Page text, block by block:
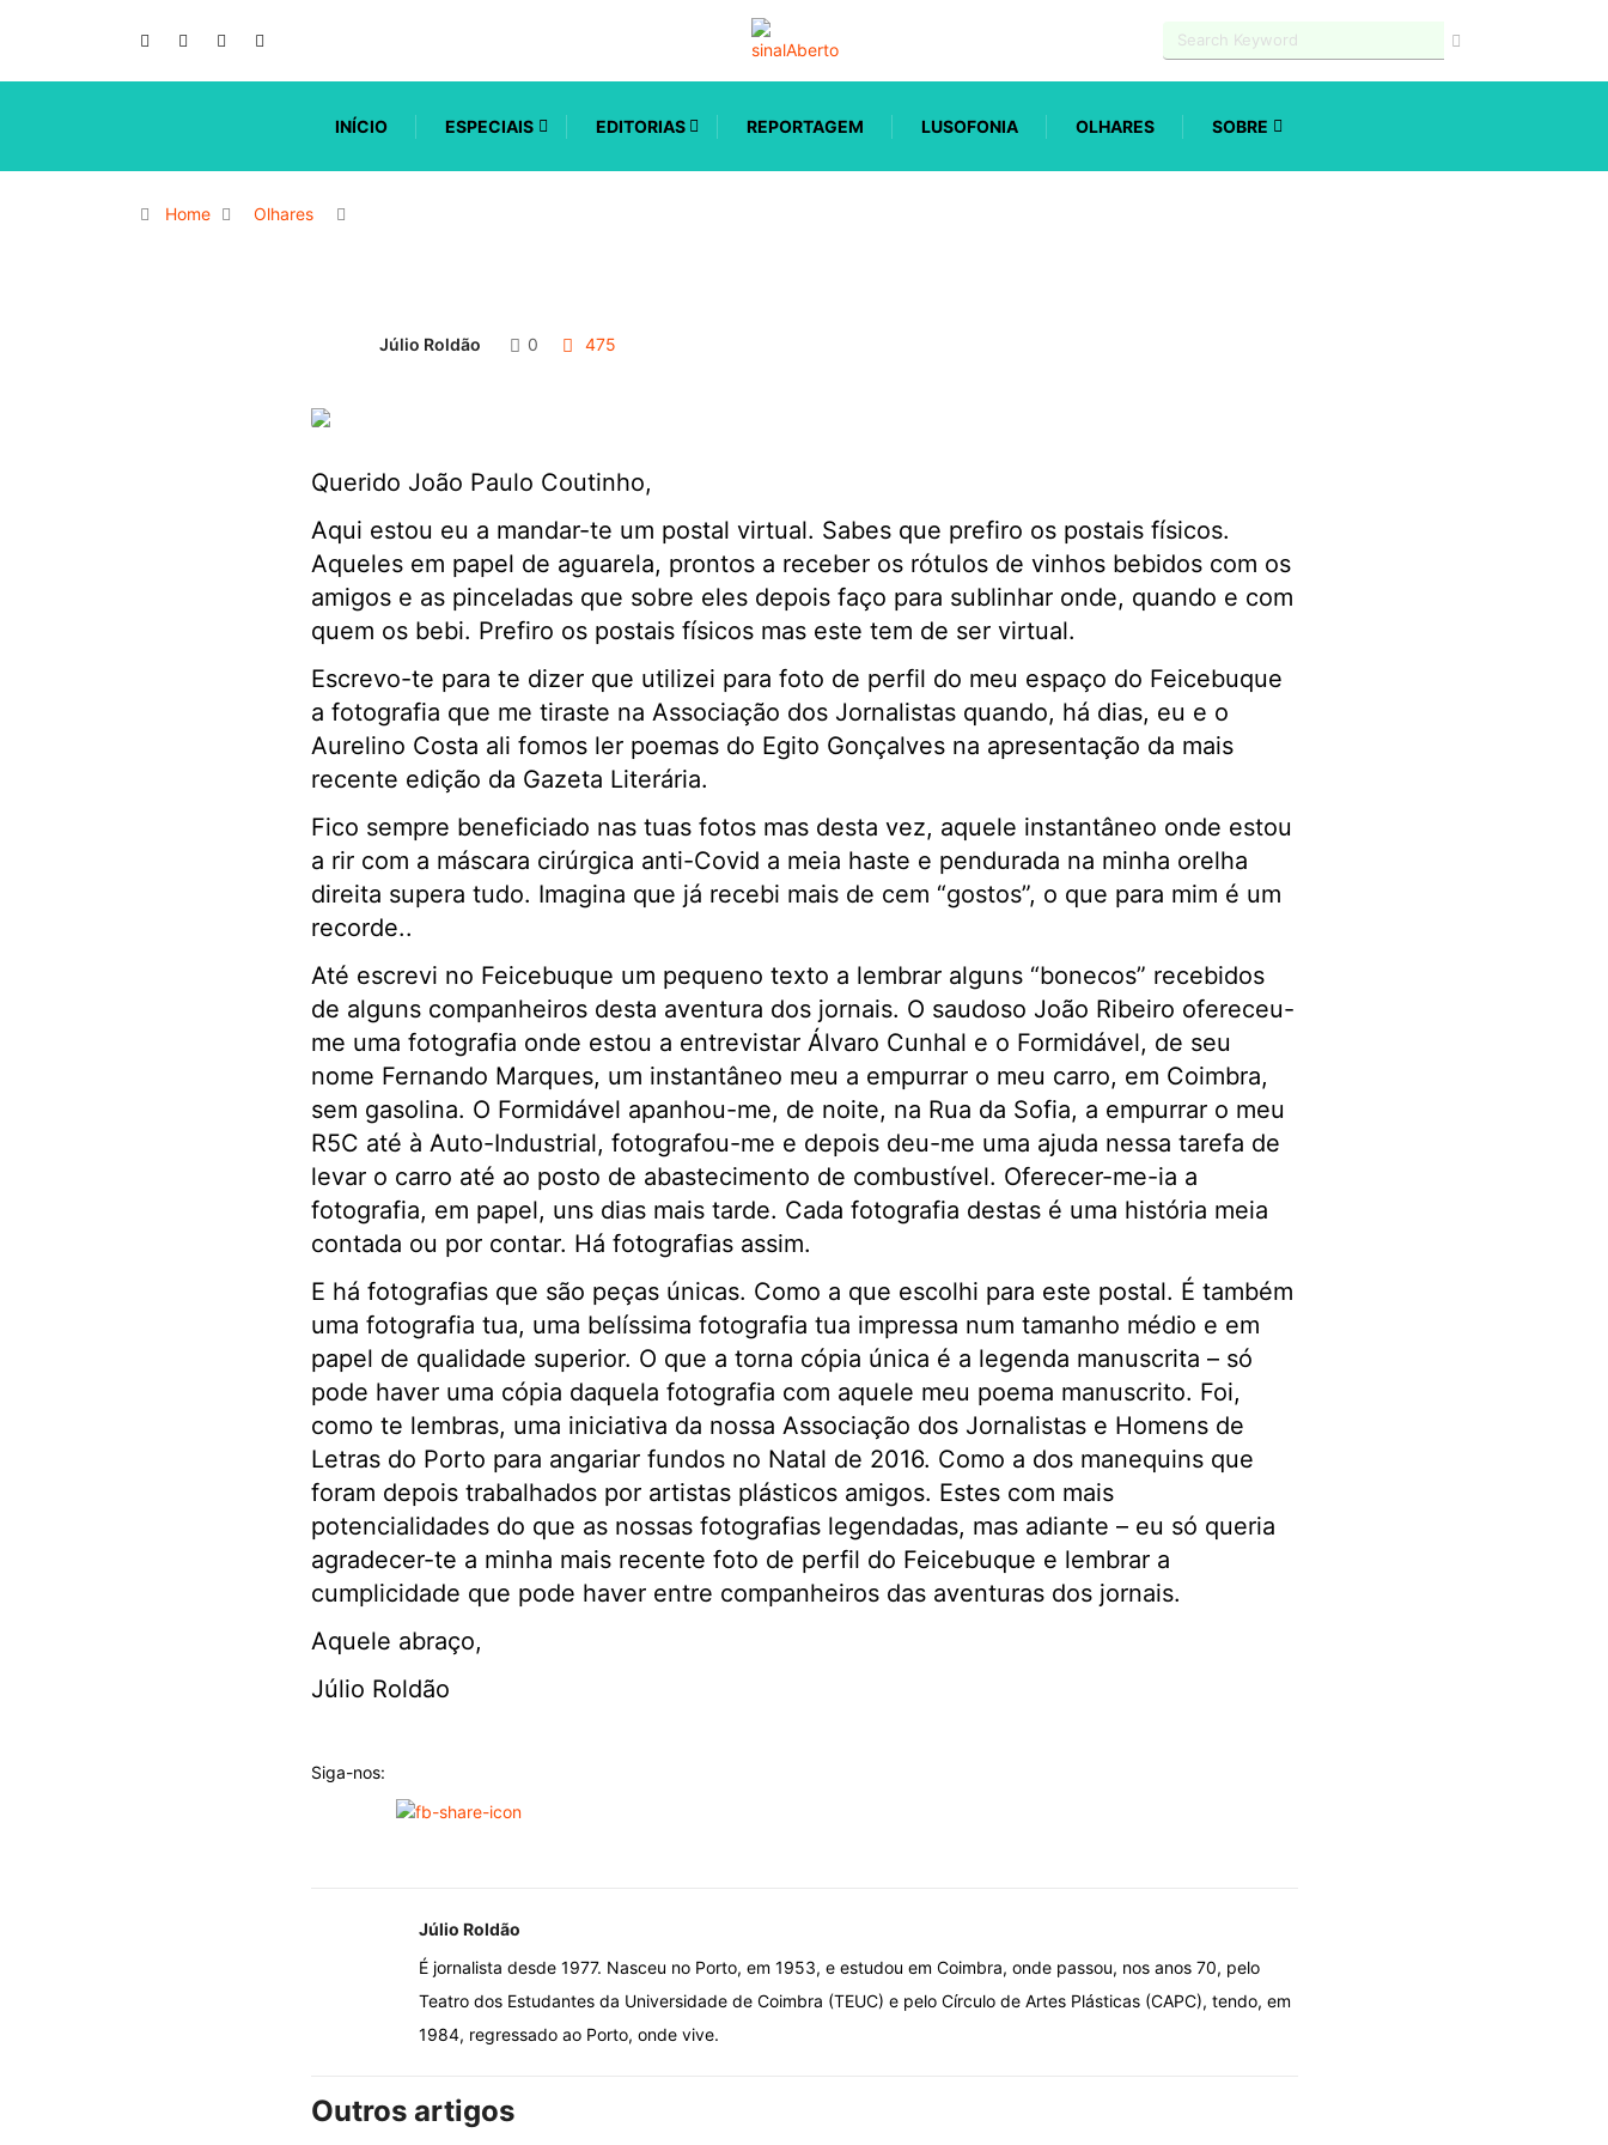
INÍCIO ESPECIAIS EDITORIAS REPORTAGEM LUSOFONIA OLHARES SOBRE
Home Olhares
Júlio Roldão 0 475
Querido João Paulo Coutinho,
Aqui estou eu a mandar-te um postal virtual. Sabes que prefiro os postais físicos.
Aqueles em papel de aguarela, prontos a receber os rótulos de vinhos bebidos com os
amigos e as pinceladas que sobre eles depois faço para sublinhar onde, quando e com
quem os bebi. Prefiro os postais físicos mas este tem de ser virtual.
Escrevo-te para te dizer que utilizei para foto de perfil do meu espaço do Feicebuque
a fotografia que me tiraste na Associação dos Jornalistas quando, há dias, eu e o
Aurelino Costa ali fomos ler poemas do Egito Gonçalves na apresentação da mais
recente edição da Gazeta Literária.
Fico sempre beneficiado nas tuas fotos mas desta vez, aquele instantâneo onde estou
a rir com a máscara cirúrgica anti-Covid a meia haste e pendurada na minha orelha
direita supera tudo. Imagina que já recebi mais de cem “gostos”, o que para mim é um
recorde..
Até escrevi no Feicebuque um pequeno texto a lembrar alguns “bonecos” recebidos
de alguns companheiros desta aventura dos jornais. O saudoso João Ribeiro ofereceu-
me uma fotografia onde estou a entrevistar Álvaro Cunhal e o Formidável, de seu
nome Fernando Marques, um instantâneo meu a empurrar o meu carro, em Coimbra,
sem gasolina. O Formidável apanhou-me, de noite, na Rua da Sofia, a empurrar o meu
R5C até à Auto-Industrial, fotografou-me e depois deu-me uma ajuda nessa tarefa de
levar o carro até ao posto de abastecimento de combustível. Oferecer-me-ia a
fotografia, em papel, uns dias mais tarde. Cada fotografia destas é uma história meia
contada ou por contar. Há fotografias assim.
E há fotografias que são peças únicas. Como a que escolhi para este postal. É também
uma fotografia tua, uma belíssima fotografia tua impressa num tamanho médio e em
papel de qualidade superior. O que a torna cópia única é a legenda manuscrita – só
pode haver uma cópia daquela fotografia com aquele meu poema manuscrito. Foi,
como te lembras, uma iniciativa da nossa Associação dos Jornalistas e Homens de
Letras do Porto para angariar fundos no Natal de 2016. Como a dos manequins que
foram depois trabalhados por artistas plásticos amigos. Estes com mais
potencialidades do que as nossas fotografias legendadas, mas adiante – eu só queria
agradecer-te a minha mais recente foto de perfil do Feicebuque e lembrar a
cumplicidade que pode haver entre companheiros das aventuras dos jornais.
Aquele abraço,
Júlio Roldão
Siga-nos:
Júlio Roldão
É jornalista desde 1977. Nasceu no Porto, em 1953, e estudou em Coimbra, onde passou, nos anos 70, pelo
Teatro dos Estudantes da Universidade de Coimbra (TEUC) e pelo Círculo de Artes Plásticas (CAPC), tendo, em
1984, regressado ao Porto, onde vive.
Outros artigos